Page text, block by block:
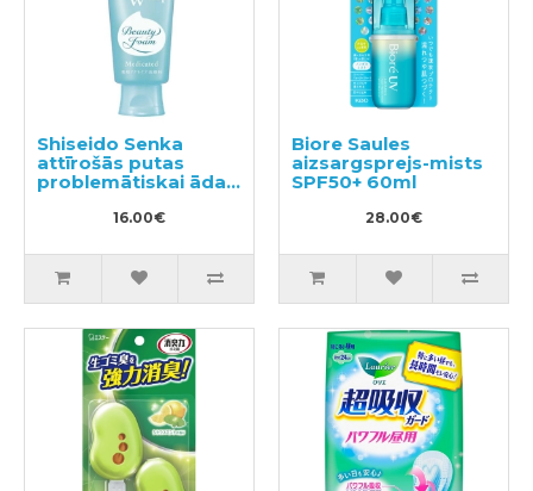
Shiseido Senka
attīrošās putas
problemātiskai ādai
16.00€
Biore Saules
aizsargsprejs-mists
SPF50+ 60ml
28.00€